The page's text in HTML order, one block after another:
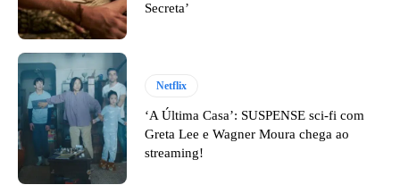
Secreta’
Netflix
‘A Última Casa’: SUSPENSE sci-fi com
Greta Lee e Wagner Moura chega ao
streaming!